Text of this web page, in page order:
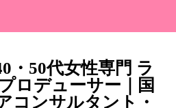
・50代女性専門 ラ
ロデューサー｜国
コンサルタント・